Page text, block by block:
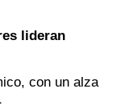
lideran
con un alza